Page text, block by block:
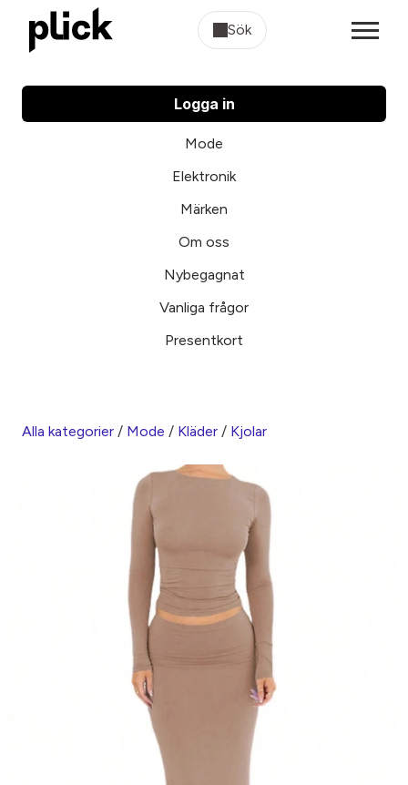
Sök
Logga in
Mode
Elektronik
Märken
Om oss
Nybegagnat
Vanliga frågor
Presentkort
Alla kategorier / Mode / Kläder / Kjolar